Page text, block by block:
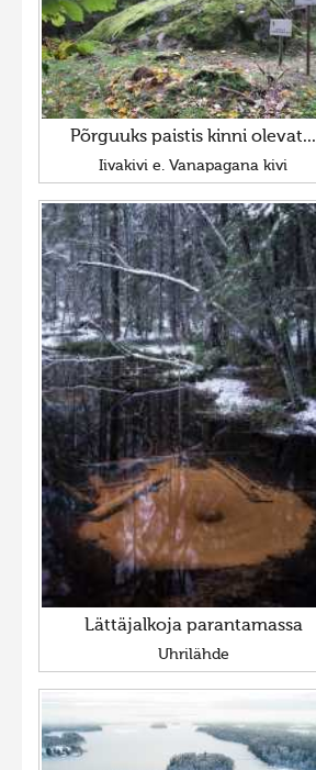
Põrguuks paistis kinni olevat...
Iivakivi e. Vanapagana kivi
Lättäjalkoja parantamassa
Uhrilähde